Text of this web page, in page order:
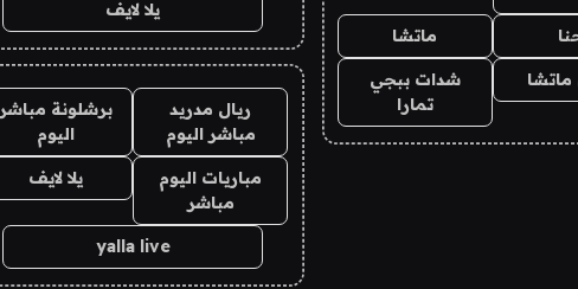
ماتشا
شدات ببجي
تمارا
يلا لايف
ريال مدريد
مباشر اليوم
برشلونة مباشر
اليوم
مباريات اليوم
مباشر
يلا لايف
yalla live